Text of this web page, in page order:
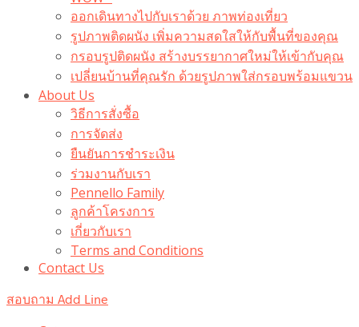
ออกเดินทางไปกับเราด้วย ภาพท่องเที่ยว
รูปภาพติดผนัง เพิ่มความสดใสให้กับพื้นที่ของคุณ
กรอบรูปติดผนัง สร้างบรรยากาศใหม่ให้เข้ากับคุณ
เปลี่ยนบ้านที่คุณรัก ด้วยรูปภาพใส่กรอบพร้อมแขวน​
About Us
วิธีการสั่งซื้อ
การจัดส่ง
ยืนยันการชำระเงิน
ร่วมงานกับเรา
Pennello Family
ลูกค้าโครงการ
เกี่ยวกับเรา
Terms and Conditions
Contact Us
สอบถาม Add Line